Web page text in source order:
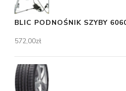
BLIC PODNOŚNIK SZYBY
572,00zł